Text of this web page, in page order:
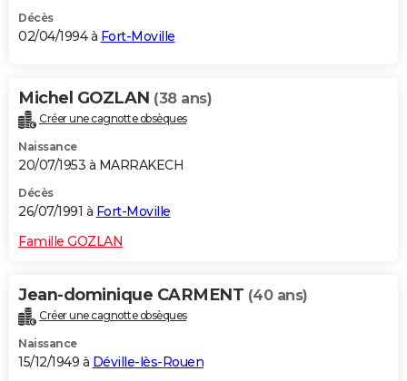
Décès
02/04/1994 à Fort-Moville
Michel GOZLAN (38 ans)
Créer une cagnotte obsèques
Naissance
20/07/1953 à MARRAKECH
Décès
26/07/1991 à Fort-Moville
Famille GOZLAN
Jean-dominique CARMENT (40 ans)
Créer une cagnotte obsèques
Naissance
15/12/1949 à Déville-lès-Rouen